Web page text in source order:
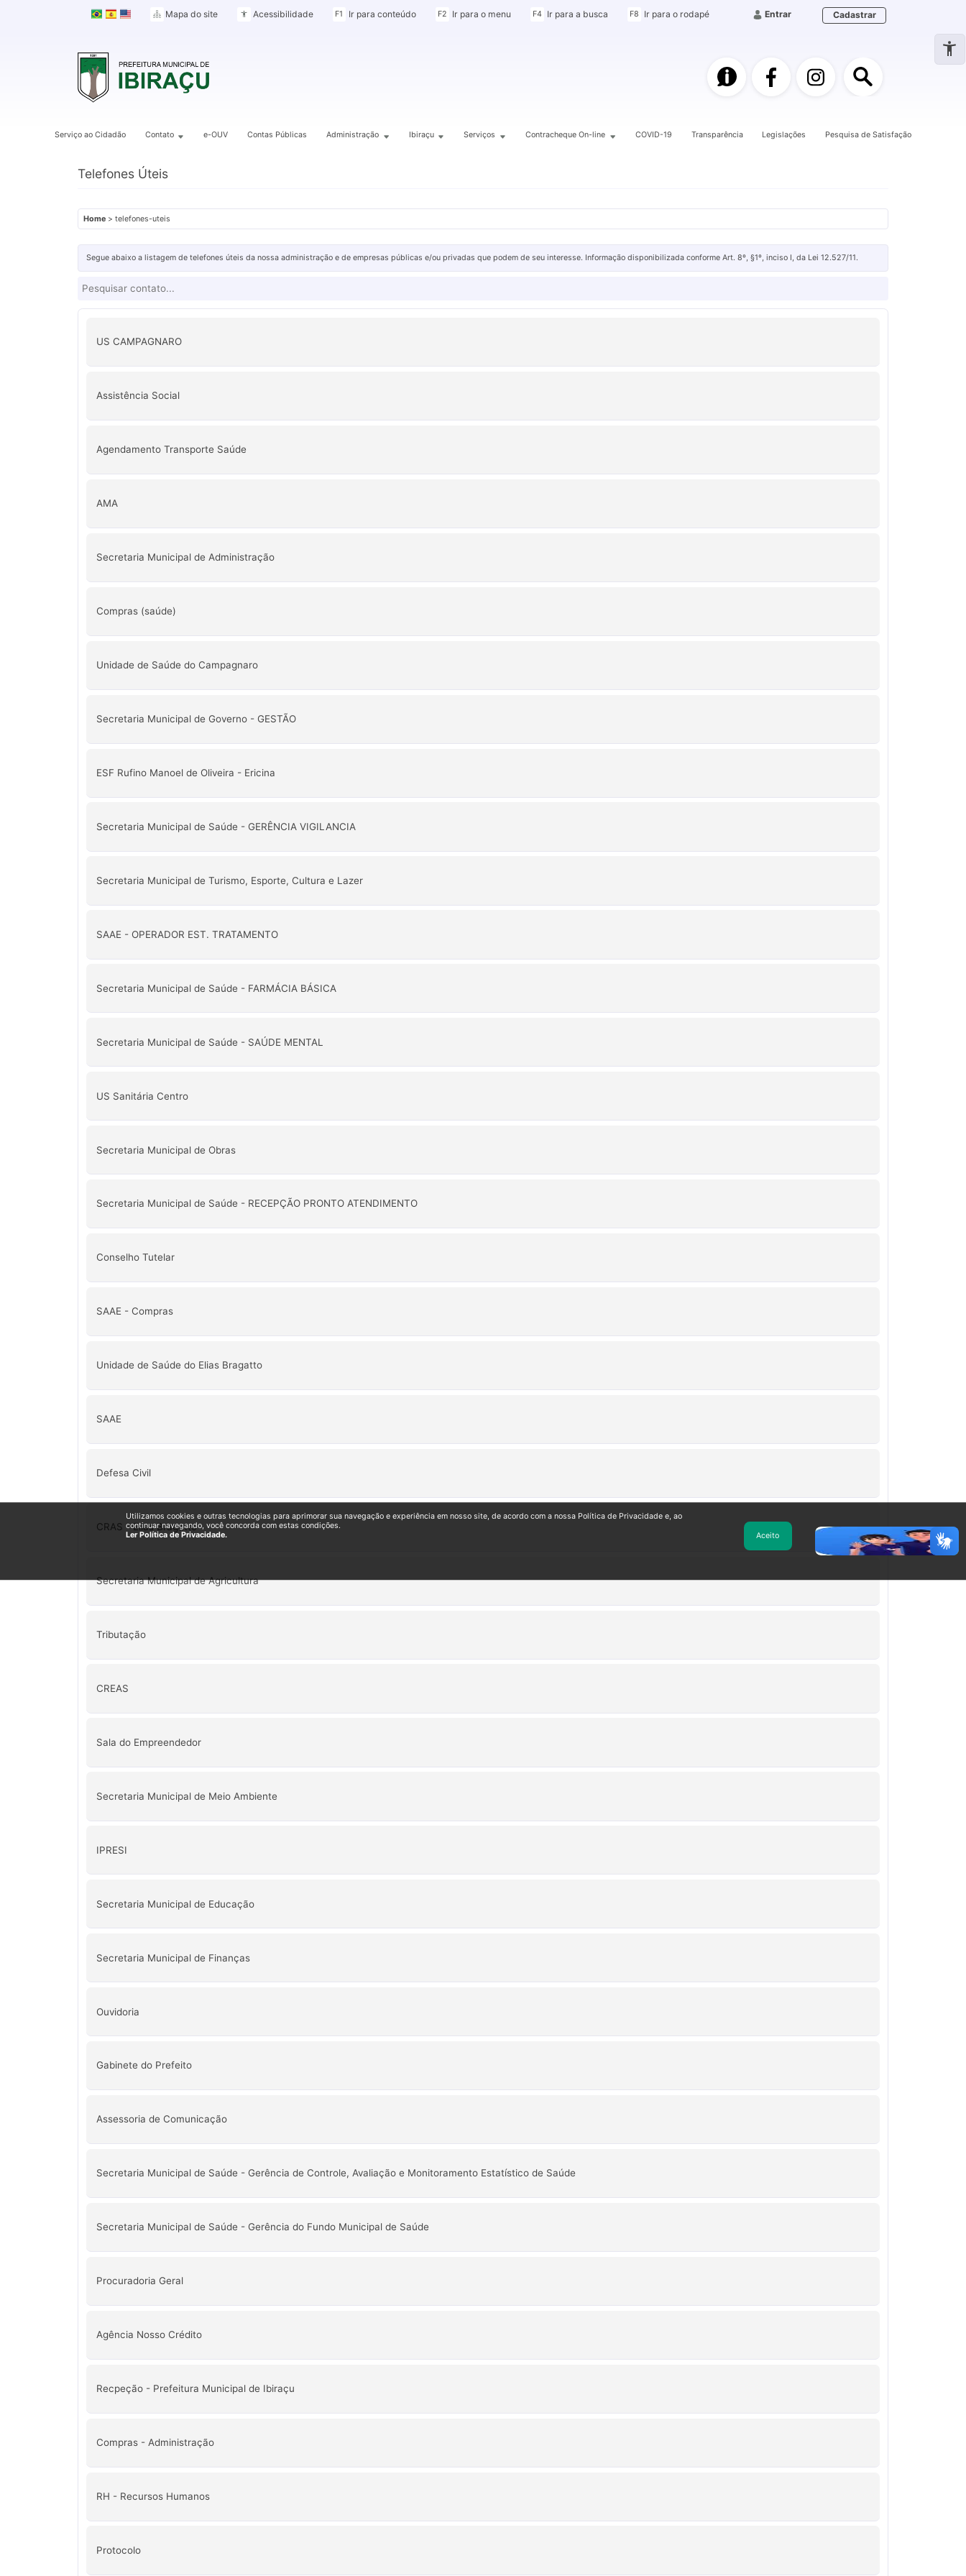
Utilizamos cookies e outras tecnologias para aprimorar sua navegação e experiência em nosso site, de acordo com a nossa Política de Privacidade e, ao
continuar navegando, você concorda com estas condições.
Ler Política de Privacidade.
Aceito
Mapa do site Acessibilidade Ir para conteúdo
F1 Ir para o menu
F2 Ir para a busca
F4 Ir para o rodapé
F8 Entrar Cadastrar
Serviço ao Cidadão Contato e-OUV Contas Públicas Administração Ibiraçu Serviços Contracheque On-line COVID-19 Transparência Legislações Pesquisa de Satisfação
Telefones Úteis
Home> telefones-uteis
Segue abaixo a listagem de telefones úteis da nossa administração e de empresas públicas e/ou privadas que podem de seu interesse. Informação disponibilizada conforme Art. 8º, §1º, inciso I, da Lei 12.527/11.
US CAMPAGNARO
Assistência Social
Agendamento Transporte Saúde
AMA
Secretaria Municipal de Administração
Compras (saúde)
Unidade de Saúde do Campagnaro
Secretaria Municipal de Governo - GESTÃO
ESF Rufino Manoel de Oliveira - Ericina
Secretaria Municipal de Saúde - GERÊNCIA VIGILANCIA
Secretaria Municipal de Turismo, Esporte, Cultura e Lazer
SAAE - OPERADOR EST. TRATAMENTO
Secretaria Municipal de Saúde - FARMÁCIA BÁSICA
Secretaria Municipal de Saúde - SAÚDE MENTAL
US Sanitária Centro
Secretaria Municipal de Obras
Secretaria Municipal de Saúde - RECEPÇÃO PRONTO ATENDIMENTO
Conselho Tutelar
SAAE - Compras
Unidade de Saúde do Elias Bragatto
SAAE
Defesa Civil
CRAS - Elias Bragatto
Secretaria Municipal de Agricultura
Tributação
CREAS
Sala do Empreendedor
Secretaria Municipal de Meio Ambiente
IPRESI
Secretaria Municipal de Educação
Secretaria Municipal de Finanças
Ouvidoria
Gabinete do Prefeito
Assessoria de Comunicação
Secretaria Municipal de Saúde - Gerência de Controle, Avaliação e Monitoramento Estatístico de Saúde
Secretaria Municipal de Saúde - Gerência do Fundo Municipal de Saúde
Procuradoria Geral
Agência Nosso Crédito
Recpeção - Prefeitura Municipal de Ibiraçu
Compras - Administração
RH - Recursos Humanos
Protocolo